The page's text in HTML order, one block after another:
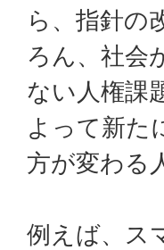
ら、指針の
ろん、社会
ない人権課
よって新た
方が変わる
例えば、ス